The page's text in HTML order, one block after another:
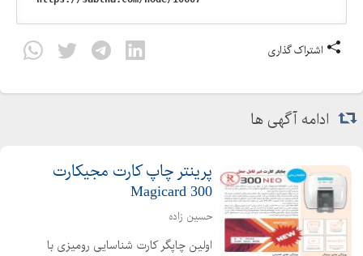
اشتراک گذاری
ادامه آگهی ها
پرینتر چاپ کارت مجیکارت
Magicard 300
حسین زاده
اولین چاپگر کارت شناسایی رومیزی با